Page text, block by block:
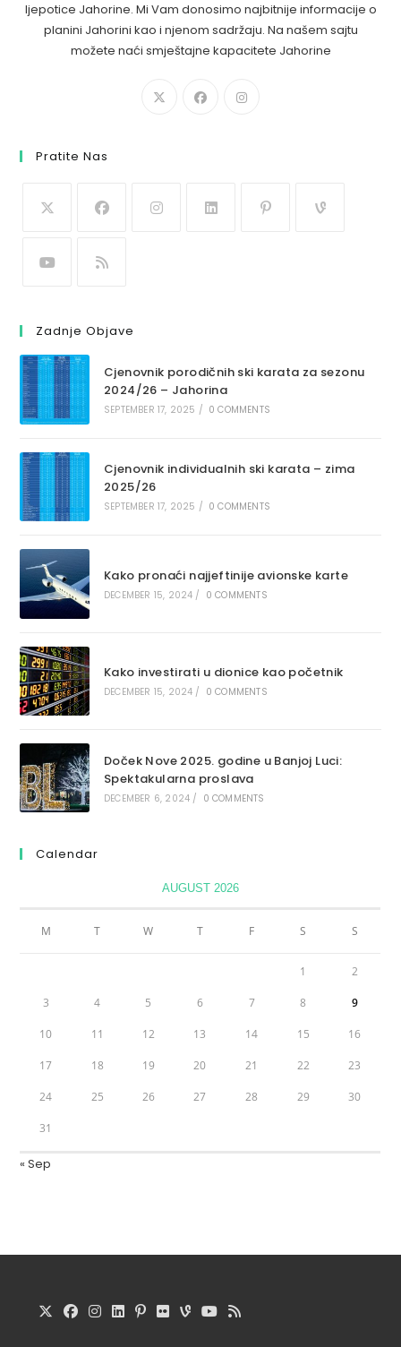
ljepotice Jahorine. Mi Vam donosimo najbitnije informacije o
planini Jahorini kao i njenom sadržaju. Na našem sajtu
možete naći smještajne kapacitete Jahorine
Pratite Nas
Zadnje Objave
Cjenovnik porodičnih ski karata za sezonu
2024/26 – Jahorina
SEPTEMBER 17, 2025 / 0 COMMENTS
Cjenovnik individualnih ski karata – zima
2025/26
SEPTEMBER 17, 2025 / 0 COMMENTS
Kako pronaći najjeftinije avionske karte
DECEMBER 15, 2024 / 0 COMMENTS
Kako investirati u dionice kao početnik
DECEMBER 15, 2024 / 0 COMMENTS
Doček Nove 2025. godine u Banjoj Luci:
Spektakularna proslava
DECEMBER 6, 2024 / 0 COMMENTS
Calendar
AUGUST 2026
M T W T F S S
1 2
3 4 5 6 7 8 9
10 11 12 13 14 15 16
17 18 19 20 21 22 23
24 25 26 27 28 29 30
31
« Sep